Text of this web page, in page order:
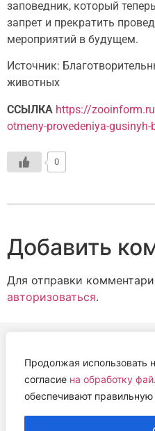
Продолжая использовать
согласие на обработку
обеспечивают правильную
заповедник, который
запрет и прекратить
мероприятий в будущем.
Источник:
животных
ССЫЛКА https://
otmeny-provedeniya-
0
Добавить
Для отправки
авторизоваться.
АВТОНОМНАЯ
«ЦЕНТР ВЕТЕРИНАРНОЙ
Работем